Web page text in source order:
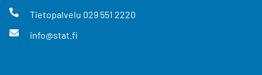
Tietopalvelu 029 551 2220
info@stat.fi